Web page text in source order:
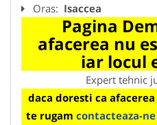
Oras: Isaccea
Pagina
afacerea nu
iar locul
Expert tehnic
daca doresti ca
te rugam contacteaza-